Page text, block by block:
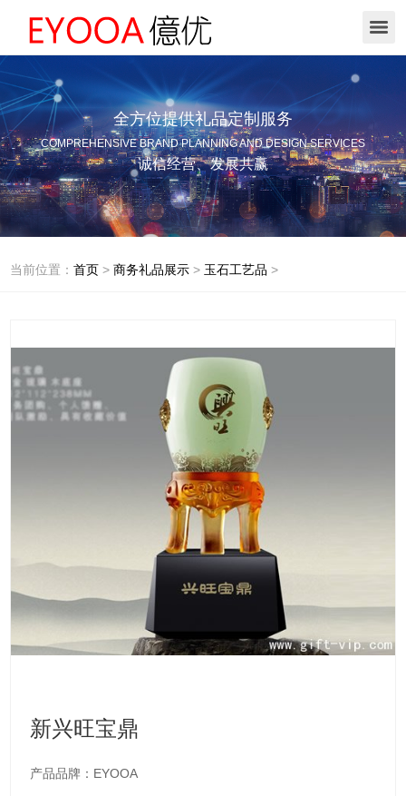
全方位提供礼品定制服务
COMPREHENSIVE BRAND PLANNING AND DESIGN SERVICES
诚信经营、发展共赢
当前位置：首页 >商务礼品展示 > 玉石工艺品 >
新兴旺宝鼎
产品品牌：EYOOA